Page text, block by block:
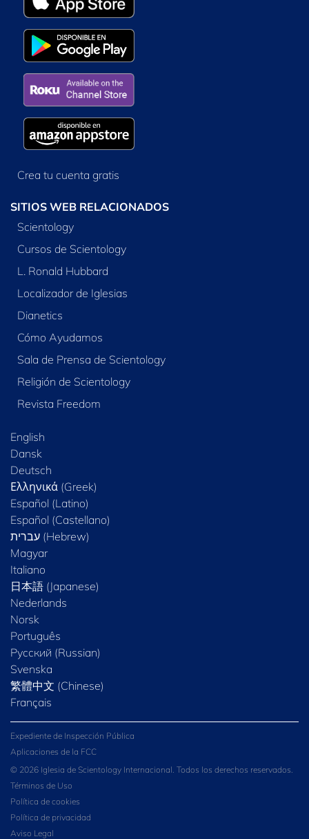
Crea tu cuenta gratis
SITIOS WEB RELACIONADOS
Scientology
Cursos de Scientology
L. Ronald Hubbard
Localizador de Iglesias
Dianetics
Cómo Ayudamos
Sala de Prensa de Scientology
Religión de Scientology
Revista Freedom
English
Dansk
Deutsch
Ελληνικά (Greek)
Español (Latino)
Español (Castellano)
Magyar
Italiano
日本語 (Japanese)
Nederlands
Norsk
Português
Русский (Russian)
Svenska
繁體中文 (Chinese)
Français
Expediente de Inspección Pública
Aplicaciones de la FCC
© 2026 Iglesia de Scientology Internacional. Todos los derechos reservados.
Términos de Uso
Política de cookies
Política de privacidad
Aviso Legal